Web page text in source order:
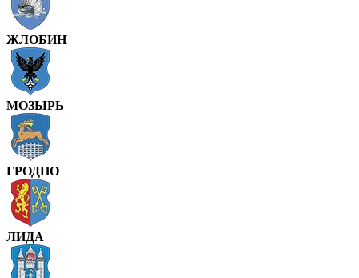
ЖЛОБИН
МОЗЫРЬ
ГРОДНО
ЛИДА